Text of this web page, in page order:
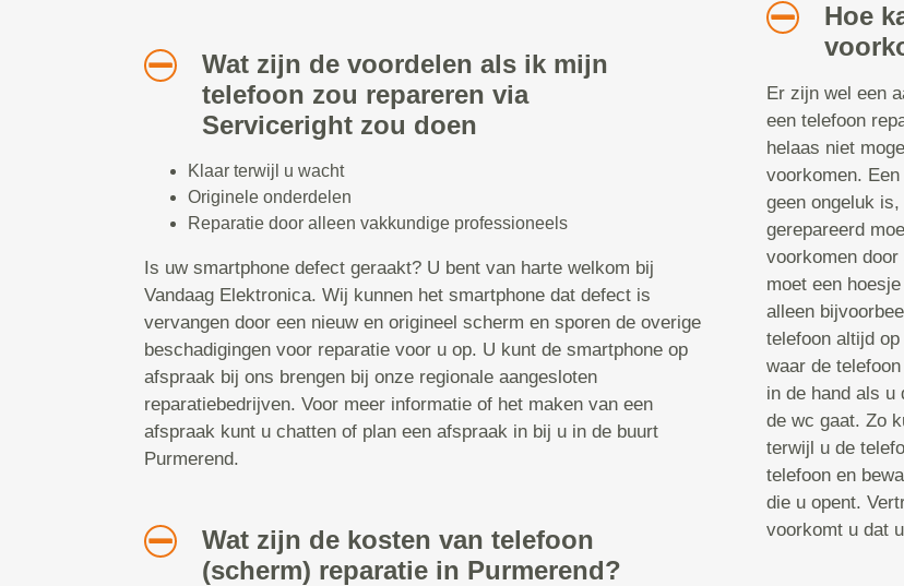
Wat zijn de voordelen als ik mijn
telefoon zou repareren via
Serviceright zou doen
Klaar terwijl u wacht
Originele onderdelen
Reparatie door alleen vakkundige professioneels
Is uw smartphone defect geraakt? U bent van harte welkom bij
Vandaag Elektronica. Wij kunnen het smartphone dat defect is
vervangen door een nieuw en origineel scherm en sporen de overige
beschadigingen voor reparatie voor u op. U kunt de smartphone op
afspraak bij ons brengen bij onze regionale aangesloten
reparatiebedrijven. Voor meer informatie of het maken van een
afspraak kunt u chatten of plan een afspraak in bij u in de buurt
Purmerend.
Wat zijn de kosten van telefoon
(scherm) reparatie in Purmerend?
Hoe
Er zijn wel een
een telefoon
helaas niet
voorkomen.
geen ongeluk
gerepareerd
voorkomen
moet een
alleen
telefoon altijd
waar de
in de hand als u
de wc gaat. Zo
terwijl u de
telefoon en
die u opent.
voorkomt u dat